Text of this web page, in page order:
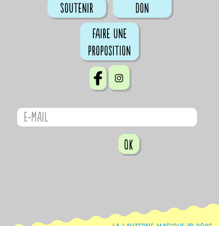
Soutenir
don
Faire une
proposition
OK